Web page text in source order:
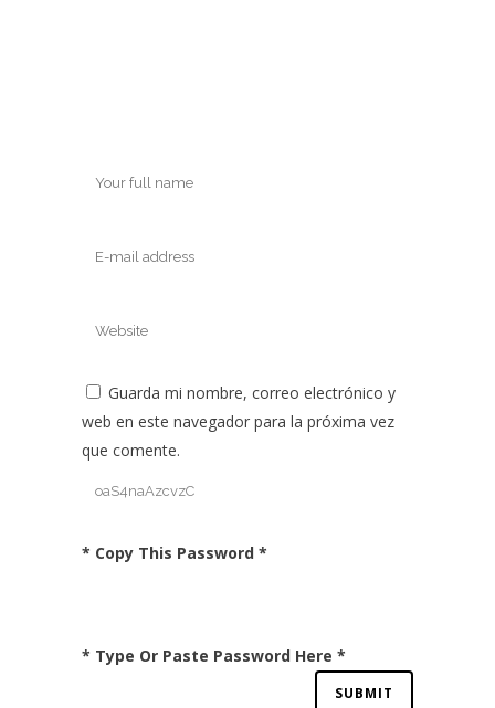
Guarda mi nombre, correo electrónico y
web en este navegador para la próxima vez
que comente.
* Copy This Password *
* Type Or Paste Password Here *